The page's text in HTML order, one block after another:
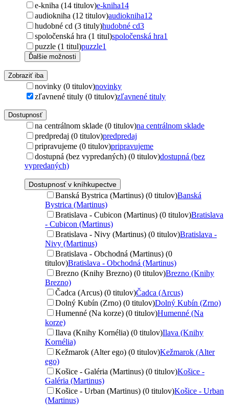
e-kniha (14 titulov)e-kniha14
audiokniha (12 titulov)audiokniha12
hudobné cd (3 tituly)hudobné cd3
spoločenská hra (1 titul)spoločenská hra1
puzzle (1 titul)puzzle1
Ďalšie možnosti
Zobraziť iba
novinky (0 titulov)novinky
zľavnené tituly (0 titulov)zľavnené tituly
Dostupnosť
na centrálnom sklade (0 titulov)na centrálnom sklade
predpredaj (0 titulov)predpredaj
pripravujeme (0 titulov)pripravujeme
dostupná (bez vypredaných) (0 titulov)dostupná (bez
vypredaných)
Dostupnosť v kníhkupectve
Banská Bystrica (Martinus) (0 titulov)Banská
Bystrica (Martinus)
Bratislava - Cubicon (Martinus) (0 titulov)Bratislava
- Cubicon (Martinus)
Bratislava - Nivy (Martinus) (0 titulov)Bratislava -
Nivy (Martinus)
Bratislava - Obchodná (Martinus) (0
titulov)Bratislava - Obchodná (Martinus)
Brezno (Knihy Brezno) (0 titulov)Brezno (Knihy
Brezno)
Čadca (Arcus) (0 titulov)Čadca (Arcus)
Dolný Kubín (Zrno) (0 titulov)Dolný Kubín (Zrno)
Humenné (Na korze) (0 titulov)Humenné (Na
korze)
Ilava (Knihy Kornélia) (0 titulov)Ilava (Knihy
Kornélia)
Kežmarok (Alter ego) (0 titulov)Kežmarok (Alter
ego)
Košice - Galéria (Martinus) (0 titulov)Košice -
Galéria (Martinus)
Košice - Urban (Martinus) (0 titulov)Košice - Urban
(Martinus)